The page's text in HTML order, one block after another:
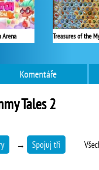
Arena
Komentáře
Tales 2
→ Spojuj tři